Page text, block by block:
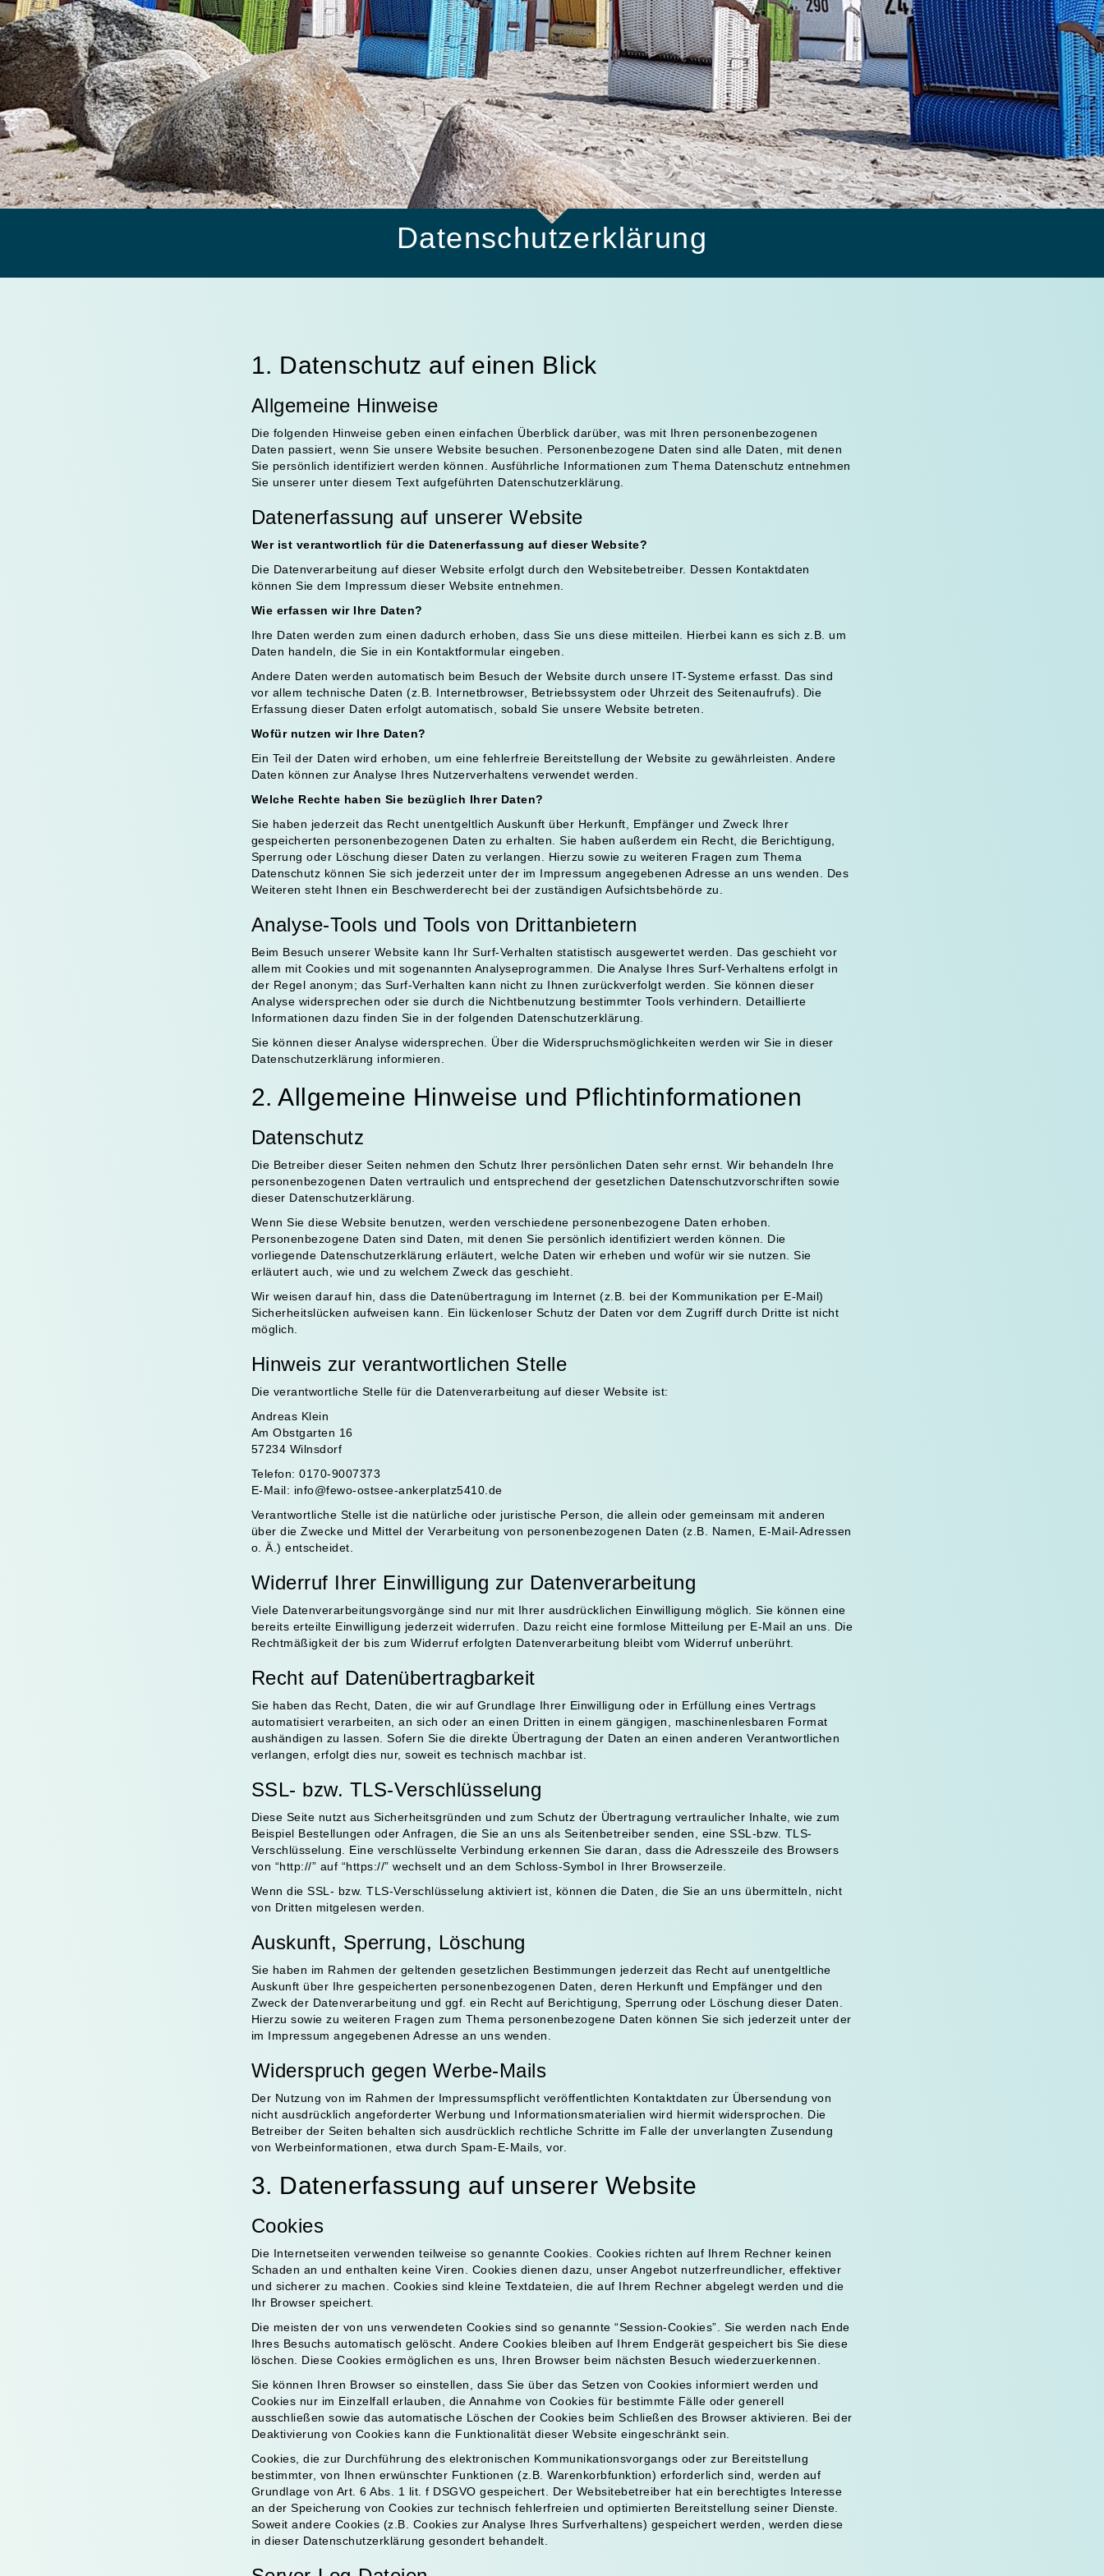
Datenschutzerklärung
1. Datenschutz auf einen Blick
Allgemeine Hinweise
Die folgenden Hinweise geben einen einfachen Überblick darüber, was mit Ihren personenbezogenen
Daten passiert, wenn Sie unsere Website besuchen. Personenbezogene Daten sind alle Daten, mit denen
Sie persönlich identifiziert werden können. Ausführliche Informationen zum Thema Datenschutz entnehmen
Sie unserer unter diesem Text aufgeführten Datenschutzerklärung.
Datenerfassung auf unserer Website
Wer ist verantwortlich für die Datenerfassung auf dieser Website?
Die Datenverarbeitung auf dieser Website erfolgt durch den Websitebetreiber. Dessen Kontaktdaten
können Sie dem Impressum dieser Website entnehmen.
Wie erfassen wir Ihre Daten?
Ihre Daten werden zum einen dadurch erhoben, dass Sie uns diese mitteilen. Hierbei kann es sich z.B. um
Daten handeln, die Sie in ein Kontaktformular eingeben.
Andere Daten werden automatisch beim Besuch der Website durch unsere IT-Systeme erfasst. Das sind
vor allem technische Daten (z.B. Internetbrowser, Betriebssystem oder Uhrzeit des Seitenaufrufs). Die
Erfassung dieser Daten erfolgt automatisch, sobald Sie unsere Website betreten.
Wofür nutzen wir Ihre Daten?
Ein Teil der Daten wird erhoben, um eine fehlerfreie Bereitstellung der Website zu gewährleisten. Andere
Daten können zur Analyse Ihres Nutzerverhaltens verwendet werden.
Welche Rechte haben Sie bezüglich Ihrer Daten?
Sie haben jederzeit das Recht unentgeltlich Auskunft über Herkunft, Empfänger und Zweck Ihrer
gespeicherten personenbezogenen Daten zu erhalten. Sie haben außerdem ein Recht, die Berichtigung,
Sperrung oder Löschung dieser Daten zu verlangen. Hierzu sowie zu weiteren Fragen zum Thema
Datenschutz können Sie sich jederzeit unter der im Impressum angegebenen Adresse an uns wenden. Des
Weiteren steht Ihnen ein Beschwerderecht bei der zuständigen Aufsichtsbehörde zu.
Analyse-Tools und Tools von Drittanbietern
Beim Besuch unserer Website kann Ihr Surf-Verhalten statistisch ausgewertet werden. Das geschieht vor
allem mit Cookies und mit sogenannten Analyseprogrammen. Die Analyse Ihres Surf-Verhaltens erfolgt in
der Regel anonym; das Surf-Verhalten kann nicht zu Ihnen zurückverfolgt werden. Sie können dieser
Analyse widersprechen oder sie durch die Nichtbenutzung bestimmter Tools verhindern. Detaillierte
Informationen dazu finden Sie in der folgenden Datenschutzerklärung.
Sie können dieser Analyse widersprechen. Über die Widerspruchsmöglichkeiten werden wir Sie in dieser
Datenschutzerklärung informieren.
2. Allgemeine Hinweise und Pflichtinformationen
Datenschutz
Die Betreiber dieser Seiten nehmen den Schutz Ihrer persönlichen Daten sehr ernst. Wir behandeln Ihre
personenbezogenen Daten vertraulich und entsprechend der gesetzlichen Datenschutzvorschriften sowie
dieser Datenschutzerklärung.
Wenn Sie diese Website benutzen, werden verschiedene personenbezogene Daten erhoben.
Personenbezogene Daten sind Daten, mit denen Sie persönlich identifiziert werden können. Die
vorliegende Datenschutzerklärung erläutert, welche Daten wir erheben und wofür wir sie nutzen. Sie
erläutert auch, wie und zu welchem Zweck das geschieht.
Wir weisen darauf hin, dass die Datenübertragung im Internet (z.B. bei der Kommunikation per E-Mail)
Sicherheitslücken aufweisen kann. Ein lückenloser Schutz der Daten vor dem Zugriff durch Dritte ist nicht
möglich.
Hinweis zur verantwortlichen Stelle
Die verantwortliche Stelle für die Datenverarbeitung auf dieser Website ist:
Andreas Klein
Am Obstgarten 16
57234 Wilnsdorf
Telefon: 0170-9007373
E-Mail: info@fewo-ostsee-ankerplatz5410.de
Verantwortliche Stelle ist die natürliche oder juristische Person, die allein oder gemeinsam mit anderen
über die Zwecke und Mittel der Verarbeitung von personenbezogenen Daten (z.B. Namen, E-Mail-Adressen
o. Ä.) entscheidet.
Widerruf Ihrer Einwilligung zur Datenverarbeitung
Viele Datenverarbeitungsvorgänge sind nur mit Ihrer ausdrücklichen Einwilligung möglich. Sie können eine
bereits erteilte Einwilligung jederzeit widerrufen. Dazu reicht eine formlose Mitteilung per E-Mail an uns. Die
Rechtmäßigkeit der bis zum Widerruf erfolgten Datenverarbeitung bleibt vom Widerruf unberührt.
Recht auf Datenübertragbarkeit
Sie haben das Recht, Daten, die wir auf Grundlage Ihrer Einwilligung oder in Erfüllung eines Vertrags
automatisiert verarbeiten, an sich oder an einen Dritten in einem gängigen, maschinenlesbaren Format
aushändigen zu lassen. Sofern Sie die direkte Übertragung der Daten an einen anderen Verantwortlichen
verlangen, erfolgt dies nur, soweit es technisch machbar ist.
SSL- bzw. TLS-Verschlüsselung
Diese Seite nutzt aus Sicherheitsgründen und zum Schutz der Übertragung vertraulicher Inhalte, wie zum
Beispiel Bestellungen oder Anfragen, die Sie an uns als Seitenbetreiber senden, eine SSL-bzw. TLS-
Verschlüsselung. Eine verschlüsselte Verbindung erkennen Sie daran, dass die Adresszeile des Browsers
von “http://” auf “https://” wechselt und an dem Schloss-Symbol in Ihrer Browserzeile.
Wenn die SSL- bzw. TLS-Verschlüsselung aktiviert ist, können die Daten, die Sie an uns übermitteln, nicht
von Dritten mitgelesen werden.
Auskunft, Sperrung, Löschung
Sie haben im Rahmen der geltenden gesetzlichen Bestimmungen jederzeit das Recht auf unentgeltliche
Auskunft über Ihre gespeicherten personenbezogenen Daten, deren Herkunft und Empfänger und den
Zweck der Datenverarbeitung und ggf. ein Recht auf Berichtigung, Sperrung oder Löschung dieser Daten.
Hierzu sowie zu weiteren Fragen zum Thema personenbezogene Daten können Sie sich jederzeit unter der
im Impressum angegebenen Adresse an uns wenden.
Widerspruch gegen Werbe-Mails
Der Nutzung von im Rahmen der Impressumspflicht veröffentlichten Kontaktdaten zur Übersendung von
nicht ausdrücklich angeforderter Werbung und Informationsmaterialien wird hiermit widersprochen. Die
Betreiber der Seiten behalten sich ausdrücklich rechtliche Schritte im Falle der unverlangten Zusendung
von Werbeinformationen, etwa durch Spam-E-Mails, vor.
3. Datenerfassung auf unserer Website
Cookies
Die Internetseiten verwenden teilweise so genannte Cookies. Cookies richten auf Ihrem Rechner keinen
Schaden an und enthalten keine Viren. Cookies dienen dazu, unser Angebot nutzerfreundlicher, effektiver
und sicherer zu machen. Cookies sind kleine Textdateien, die auf Ihrem Rechner abgelegt werden und die
Ihr Browser speichert.
Die meisten der von uns verwendeten Cookies sind so genannte “Session-Cookies”. Sie werden nach Ende
Ihres Besuchs automatisch gelöscht. Andere Cookies bleiben auf Ihrem Endgerät gespeichert bis Sie diese
löschen. Diese Cookies ermöglichen es uns, Ihren Browser beim nächsten Besuch wiederzuerkennen.
Sie können Ihren Browser so einstellen, dass Sie über das Setzen von Cookies informiert werden und
Cookies nur im Einzelfall erlauben, die Annahme von Cookies für bestimmte Fälle oder generell
ausschließen sowie das automatische Löschen der Cookies beim Schließen des Browser aktivieren. Bei der
Deaktivierung von Cookies kann die Funktionalität dieser Website eingeschränkt sein.
Cookies, die zur Durchführung des elektronischen Kommunikationsvorgangs oder zur Bereitstellung
bestimmter, von Ihnen erwünschter Funktionen (z.B. Warenkorbfunktion) erforderlich sind, werden auf
Grundlage von Art. 6 Abs. 1 lit. f DSGVO gespeichert. Der Websitebetreiber hat ein berechtigtes Interesse
an der Speicherung von Cookies zur technisch fehlerfreien und optimierten Bereitstellung seiner Dienste.
Soweit andere Cookies (z.B. Cookies zur Analyse Ihres Surfverhaltens) gespeichert werden, werden diese
in dieser Datenschutzerklärung gesondert behandelt.